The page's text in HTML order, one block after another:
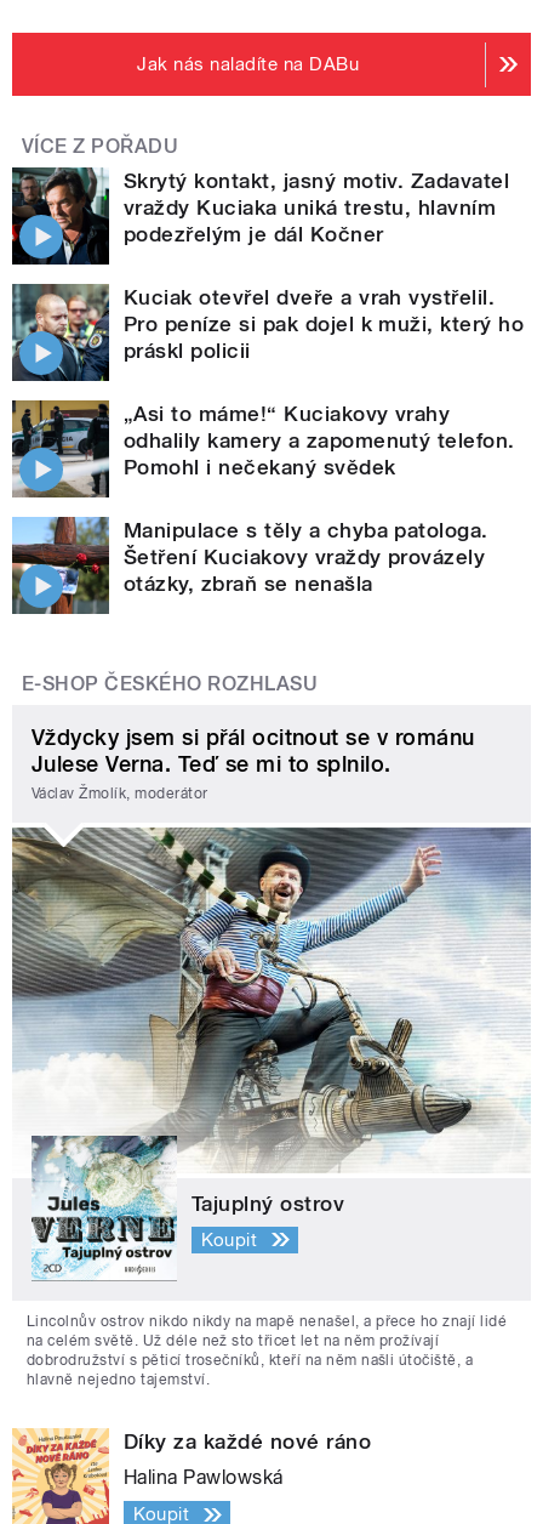
Jak nás naladíte na DABu
VÍCE Z POŘADU
Skrytý kontakt, jasný motiv. Zadavatel
vraždy Kuciaka uniká trestu, hlavním
podezřelým je dál Kočner
Kuciak otevřel dveře a vrah vystřelil.
Pro peníze si pak dojel k muži, který ho
práskl policii
„Asi to máme!“ Kuciakovy vrahy
odhalily kamery a zapomenutý telefon.
Pomohl i nečekaný svědek
Manipulace s těly a chyba patologa.
Šetření Kuciakovy vraždy provázely
otázky, zbraň se nenašla
E-SHOP ČESKÉHO ROZHLASU
Vždycky jsem si přál ocitnout se v románu
Julese Verna. Teď se mi to splnilo.
Václav Žmolík, moderátor
Tajuplný ostrov
Koupit
Lincolnův ostrov nikdo nikdy na mapě nenašel, a přece ho znají lidé
na celém světě. Už déle než sto třicet let na něm prožívají
dobrodružství s pěticí trosečníků, kteří na něm našli útočiště, a
hlavně nejedno tajemství.
Díky za každé nové ráno
Halina Pawlowská
Koupit